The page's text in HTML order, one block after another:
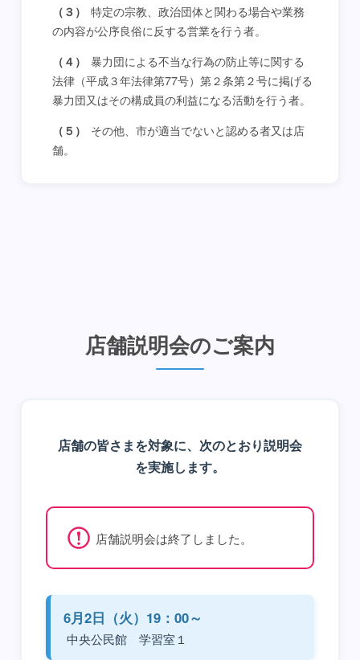
（３）
特定の宗教、政治団体と関わる場合や業務
の内容が公序良俗に反する営業を行う者。
（４）
暴力団による不当な行為の防止等に関する
法律（平成３年法律第77号）第２条第２号に掲げる
暴力団又はその構成員の利益になる活動を行う者。
（５）
その他、市が適当でないと認める者又は店
舗。
店舗説明会のご案内
店舗の皆さまを対象に、次のとおり説明会
を実施します。
店舗説明会は終了しました。
6月2日（火）19：00～
中央公民館 学習室１